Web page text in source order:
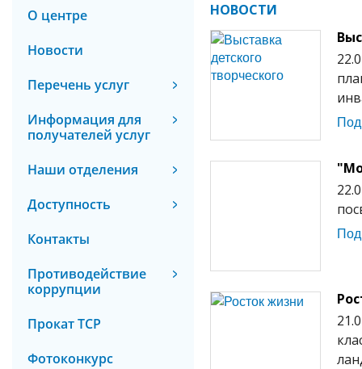
О центре
Новости
Перечень услуг
Информация для
получателей услуг
Наши отделения
Доступность
Контакты
Противодействие
коррупции
Прокат ТСР
Фотоконкурс
НОВОСТИ